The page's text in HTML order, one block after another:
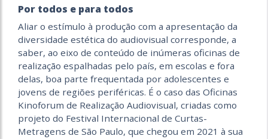
Por todos e para todos
Aliar o estímulo à produção com a apresentação da
diversidade estética do audiovisual corresponde, a
saber, ao eixo de conteúdo de inúmeras oficinas de
realização espalhadas pelo país, em escolas e fora
delas, boa parte frequentada por adolescentes e
jovens de regiões periféricas. É o caso das Oficinas
Kinoforum de Realização Audiovisual, criadas como
projeto do Festival Internacional de Curtas-
Metragens de São Paulo, que chegou em 2021 à sua